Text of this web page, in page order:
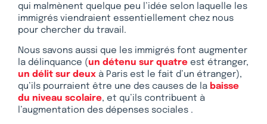
qui malmènent quelque peu l’idée selon laquelle les
immigrés viendraient essentiellement chez nous
pour chercher du travail.
Nous savons aussi que les immigrés font augmenter
la délinquance (un détenu sur quatre est étranger,
un délit sur deux à Paris est le fait d’un étranger),
qu’ils pourraient être une des causes de la baisse
du niveau scolaire, et qu’ils contribuent à
l’augmentation des dépenses sociales .